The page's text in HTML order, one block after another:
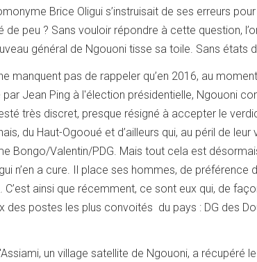
Brice Oligui s’instruisait de ses erreurs
de peu ? Sans vouloir répondre à cette question,
général de Ngouoni tisse sa toile. Sans états
manquent pas de rappeler qu’en 2016, au
par Jean Ping à l'élection présidentielle, Ngouoni
très discret, presque résigné à accepter le
du Haut-Ogooué et d’ailleurs qui, au péril de
Bongo/Valentin/PDG. Mais tout cela est
n’en a cure. Il place ses hommes, de préférence
C’est ainsi que récemment, ce sont eux qui, de
des postes les plus convoités du pays : DG des
un village satellite de Ngouoni, a récupéré le